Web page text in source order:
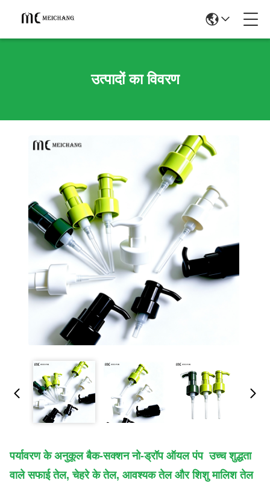
उत्पादों का विवरण
पर्यावरण के अनुकूल बैक-सक्शन नो-ड्रॉप ऑयल पंप ️ उच्च शुद्धता
वाले सफाई तेल, चेहरे के तेल, आवश्यक तेल और शिशु मालिश तेल